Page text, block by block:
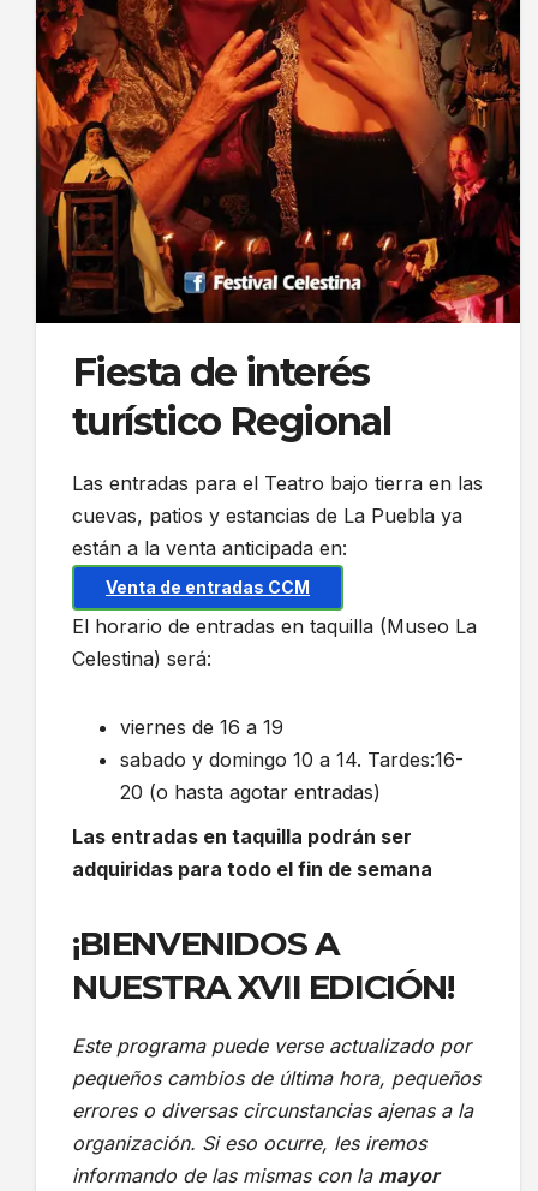
Fiesta de interés
turístico Regional
Las entradas para el Teatro bajo tierra en las
cuevas, patios y estancias de La Puebla ya
están a la venta anticipada en:
Venta de entradas CCM
El horario de entradas en taquilla (Museo La
Celestina) será:
viernes de 16 a 19
sabado y domingo 10 a 14. Tardes:16-
20 (o hasta agotar entradas)
Las entradas en taquilla podrán ser
adquiridas para todo el fin de semana
¡BIENVENIDOS A
NUESTRA XVII EDICIÓN!
Este programa puede verse actualizado por
pequeños cambios de última hora, pequeños
errores o diversas circunstancias ajenas a la
organización. Si eso ocurre, les iremos
informando de las mismas con la mayor